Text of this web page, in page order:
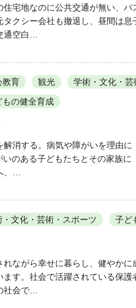
宅地なのに公共交通が無い、バ
クシー会社も撤退し、昼間は
通空白…
教育 観光 学術・文化・芸
もの健全育成
消する。病気や障がいを理由
いのある子どもたちとその家族
、…
・文化・芸術・スポーツ 子ど
ながら幸せに暮らし、健やか
す。社会で活躍されている保護
社会で…